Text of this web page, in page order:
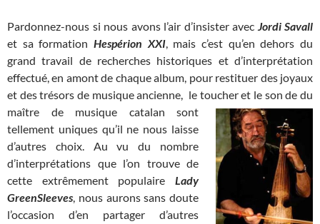
Pardonnez-nous si nous avons l’air d’insister avec Jordi Savall
et sa formation Hespérion XXI, mais c’est qu’en dehors du
grand travail de recherches historiques et d’interprétation
effectué, en amont de chaque album, pour restituer des joyaux
et des trésors de musique ancienne, le toucher et le sonde du
maître de musique catalan sont
tellement uniques qu’il ne nous laisse
d’autres choix. Au vu du nombre
d’interprétations que l’on trouve de
cette extrêmement populaire Lady
GreenSleeves, nous aurons sans doute
l’occasion d’en partager d’autres